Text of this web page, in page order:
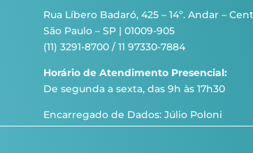
Rua Líbero Badaró, 425 – 14º. Andar –
São Paulo – SP | 01009-905
(11) 3291-8700 / 11 97330-7884
Horário de Atendimento Presencial:
De segunda a sexta, das 9h às 17h30
Encarregado de Dados: Júlio Poloni